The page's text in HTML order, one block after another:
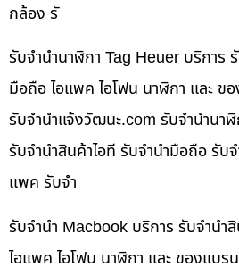
กล้อง รั
รับจำนำนาฬิกา Tag Heuer บริการ
มือถือ ไอแพค ไอโฟน นาฬิกา และ ข
รับจํานําแจ้งวัฒนะ.com รับจำนำนา
รับจำนำสินค้าไอที รับจำนำมือถือ รับ
แพค รับจำ
รับจำนำ Macbook บริการ รับจำนำ
ไอแพค ไอโฟน นาฬิกา และ ของแบร